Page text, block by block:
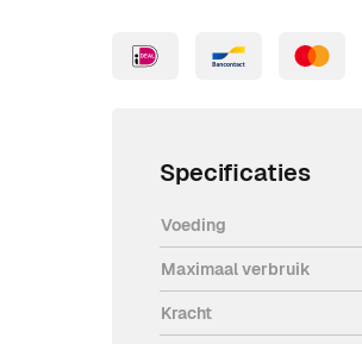
Specificaties
Voeding
Maximaal verbruik
Kracht